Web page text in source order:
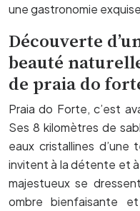
une gastronomie
Découverte
beauté
de praia do
Praia do Forte, c’est
Ses 8 kilomètres de
eaux cristallines d’une
invitent à la détente et
majestueux se
ombre bienfaisante